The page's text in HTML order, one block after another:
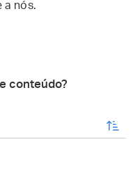
a nós.
conteúdo?
enviar